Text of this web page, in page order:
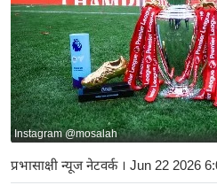
अं
त
र्रा
ष्ट्री
य
बि
ज़
ने
Instagram @mosalah
प्रभासाक्षी न्यूज नेटवर्क। Jun 22 2026